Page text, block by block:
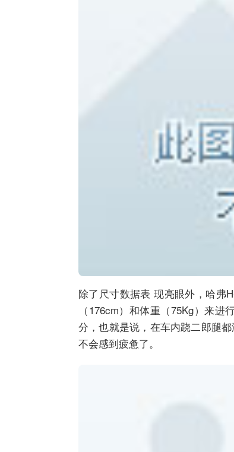
除了尺寸数据表 现亮眼外，哈弗
（176cm）和体重（75Kg）来
分，也就是说，在车内跷二郎腿
不会感到疲惫了。